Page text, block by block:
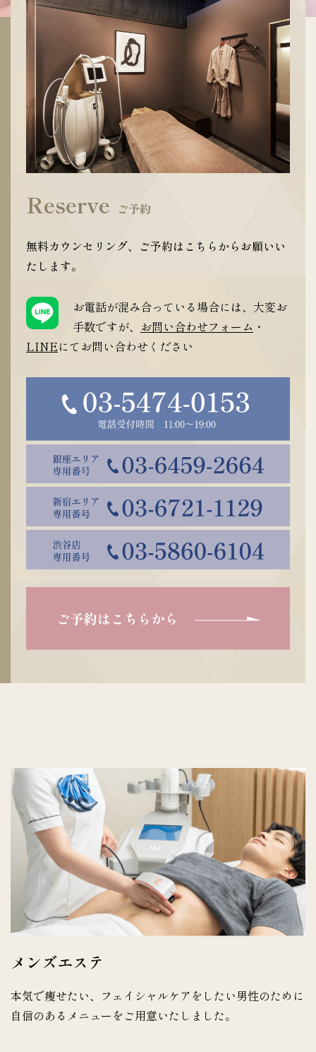
Reserve ご予約
無料カウンセリング、ご予約はこちらからお願いい
たします。
お電話が混み合っている場合には、大変お
手数ですが、 お問い合わせフォーム ・
LINEにてお問い合わせください
メンズエステ
本気で痩せたい、フェイシャルケアをしたい男性のために
自信のあるメニューをご用意いたしました。